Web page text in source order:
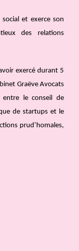
et exerce son
des relations
exercé durant 5
Graëve Avocats
le conseil de
de startups et le
prud’homales,